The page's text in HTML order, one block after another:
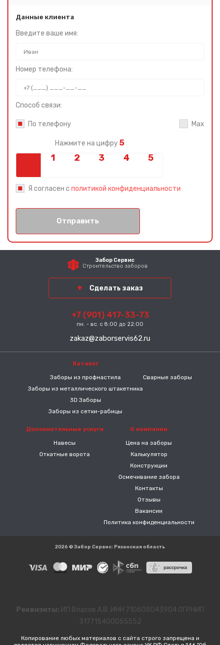
Данные клиента
Введите ваше имя:
Номер телефона:
Способ связи:
По телефону Max
Нажмите на цифру 5
Я согласен с политикой конфиденциальности
Отправить
Забор Сервис
Строительство заборов
Сделать заказ
+7 (901) 417-33-73
пн. - вс. с 8:00 до 22:00
zakaz@zaborservis62.ru
Каталог
Заборы из профнастила
Заборы из металлического штакетника
3D Заборы
Заборы из сетки-рабицы
Сварные заборы
Дополнительные услуги
Навесы
Откатные ворота
О компании
Цена на заборы
Калькулятор
Конструкции
Осмечивание забора
Контакты
Отзывы
Вакансии
Политика конфиденциальности
2026 © Забор Сервис: Рязанская область
Реквизиты: ИП Власов А.В. ИНН 710605043904 ОГРНИП
317715400055552
Копирование любых материалов с сайта строго запрещена и